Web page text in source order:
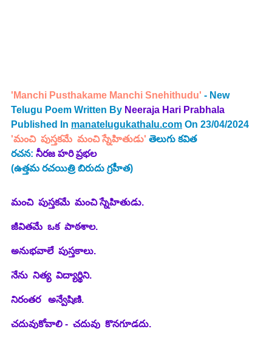
'Manchi Pusthakame Manchi Snehithudu' - New
Telugu Poem Written By Neeraja Hari Prabhala
Published In manatelugukathalu.com On 23/04/2024
'మంచి  పుస్తకమే  మంచి స్నేహితుడు' తెలుగు కవిత
రచన: నీరజ హరి ప్రభల
(ఉత్తమ రచయిత్రి బిరుదు గ్రహీత)
మంచి  పుస్తకమే  మంచి స్నేహితుడు.
జీవితమే  ఒక  పాఠశాల.
అనుభవాలే  పుస్తకాలు.
నేను  నిత్య  విద్యార్థిని.
నిరంతర   అన్వేషిణి.
చదువుకోవాలి -  చదువు  కొనగూడదు.